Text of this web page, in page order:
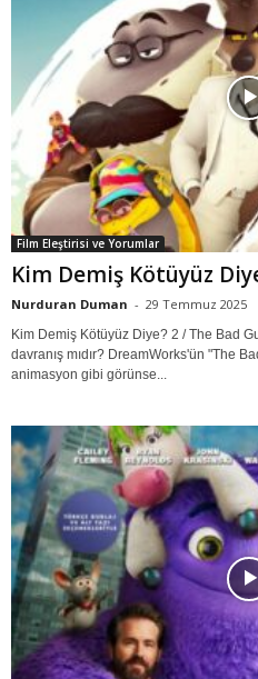
Film Eleştirisi ve Yorumlar
Kim Demiş Kötüyüz
Nurduran Duman - 29 Temmuz 2025
Kim Demiş Kötüyüz Diye? 2 / The Bad
davranış mıdır? DreamWorks'ün "The
animasyon gibi görünse...